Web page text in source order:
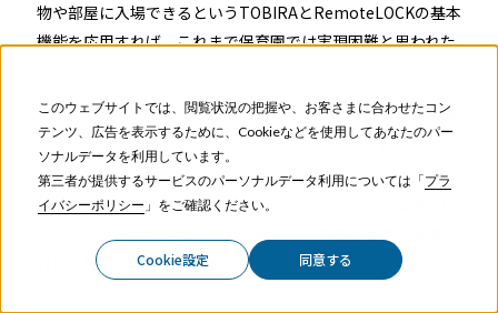
このウェブサイトでは、閲覧状況の把握や、お客さまに合わせたコン
テンツ、広告を表示するために、Cookieなどを使用してあなたのパー
ソナルデータを利用しています。
第三者が提供するサービスのパーソナルデータ利用については「プラ
イバシーポリシー 」をご確認ください。
Cookie設定 同意する
物や部屋に入場できるというTOBIRAとRemoteLOCKの基本
機能を応用すれば、これまで保育園では実現困難と思われた
ハピオスインターナショナルでは現在、お母さま方からの要
望をふまえ、「ママ会」のイベント会場としてプレイルーム
を貸し出して有効活用したいという構想をお持ちです。その
他にも、地域の方々との親子の交流イベントや、保護者向け
れば、施設の運用の幅を拡げることが可能となるでしょう。